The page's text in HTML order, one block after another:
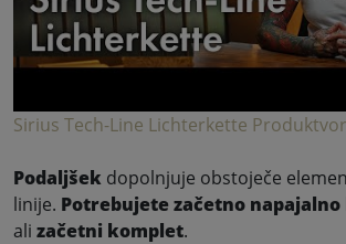
Sirius Tech-Line Lichterkette
Podaljšek dopolnjuje obstoječe
linije. Potrebujete začetno
ali začetni komplet.